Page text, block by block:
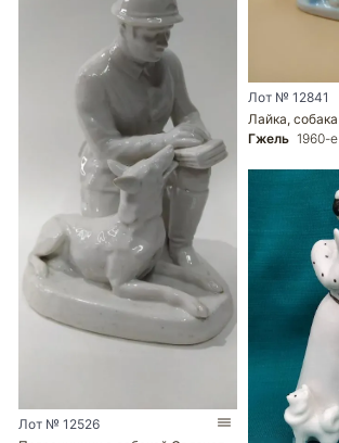
Лот № 12526
Лот № 12841
Лайка, собака
Гжель 1960-е